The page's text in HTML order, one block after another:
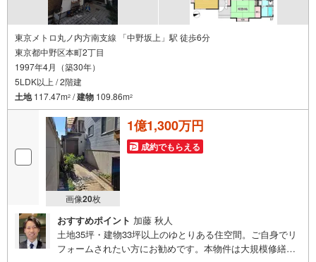
東京メトロ丸ノ内方南支線 「中野坂上」駅 徒歩6分
東京都中野区本町2丁目
1997年4月（築30年）
5LDK以上 / 2階建
土地117.47m2 /建物 109.86m2
画像20枚
1億1,300万円
成約でもらえる
おすすめポイント 加藤 秋人
土地35坪・建物33坪以上のゆとりある住空間。ご自身でリ
フォームされたい方にお勧めです。本物件は大規模修繕・